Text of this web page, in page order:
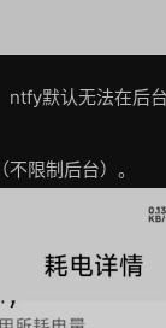
ntfy默认无法在后
限制后台）。